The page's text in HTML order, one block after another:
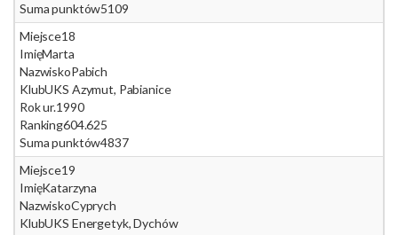
Suma punktów5109
Miejsce18
ImięMarta
NazwiskoPabich
KlubUKS Azymut, Pabianice
Rok ur.1990
Ranking604.625
Suma punktów4837
Miejsce19
ImięKatarzyna
NazwiskoCyprych
KlubUKS Energetyk, Dychów